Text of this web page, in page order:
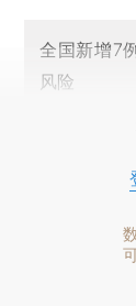
全国新增7
风险